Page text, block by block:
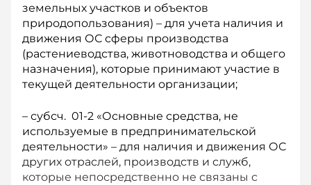
земельных участков и объектов
природопользования) – для учета наличия и
движения ОС сферы производства
(растениеводства, животноводства и общего
назначения), которые принимают участие в
текущей деятельности организации;
– субсч. 01-2 «Основные средства, не
используемые в предпринимательской
деятельности» – для наличия и движения ОС
других отраслей, производств и служб,
которые непосредственно не связаны с